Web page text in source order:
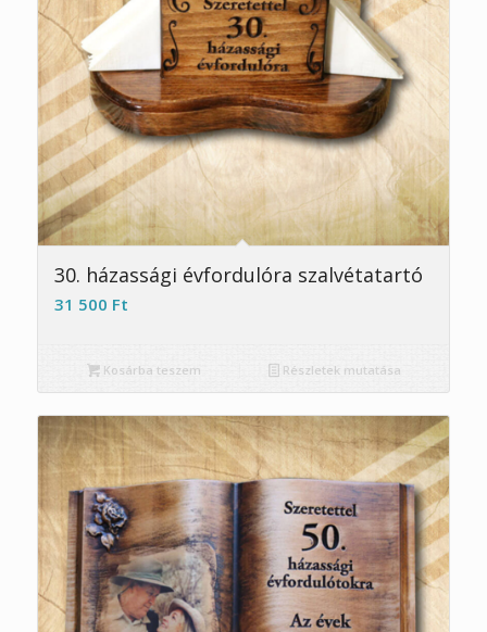
30. házassági évfordulóra szalvétatartó
31 500 Ft
Kosárba teszem Részletek mutatása